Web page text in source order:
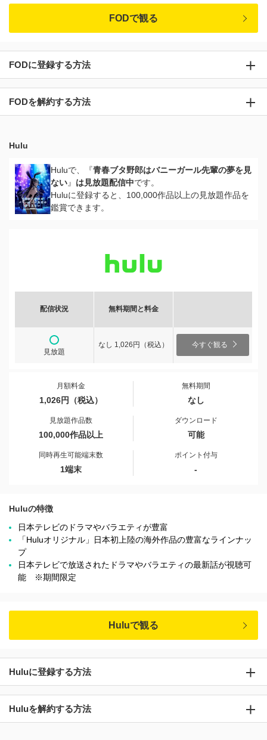
FODで観る
FODに登録する方法
FODを解約する方法
Hulu
Huluで、『青春ブタ野郎はバニーガール先輩の夢を見
ない』 は見放題配信中です。
Huluに登録すると、100,000作品以上の見放題作品を
鑑賞できます。
配信状況 無料期間と料金
見放題
なし 1,026円（税込） 今すぐ観る
月額料金
1,026円（税込）
無料期間
なし
見放題作品数
100,000作品以上
ダウンロード
可能
同時再生可能端末数
1端末
ポイント付与
-
Huluの特徴
日本テレビのドラマやバラエティが豊富
「Huluオリジナル」日本初上陸の海外作品の豊富なラインナッ
プ
日本テレビで放送されたドラマやバラエティの最新話が視聴可
能 ※期間限定
Huluで観る
Huluに登録する方法
Huluを解約する方法